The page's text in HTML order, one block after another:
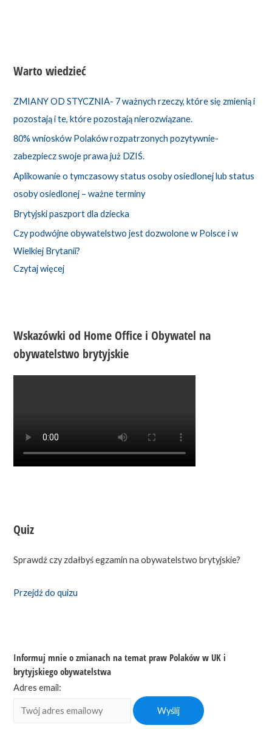
Warto wiedzieć
ZMIANY OD STYCZNIA- 7 ważnych rzeczy, które się zmienią i
pozostają i te, które pozostają nierozwiązane.
80% wniosków Polaków rozpatrzonych pozytywnie-
zabezpiecz swoje prawa już DZIŚ.
Aplikowanie o tymczasowy status osoby osiedlonej lub status
osoby osiedlonej – ważne terminy
Brytyjski paszport dla dziecka
Czy podwójne obywatelstwo jest dozwolone w Polsce i w
Wielkiej Brytanii?
Czytaj więcej
Wskazówki od Home Office i Obywatel na
obywatelstwo brytyjskie
Quiz
Sprawdź czy zdałbyś egzamin na obywatelstwo brytyjskie?
Przejdź do quizu
Informuj mnie o zmianach na temat praw Polaków w UK i
brytyjskiego obywatelstwa
Adres email: